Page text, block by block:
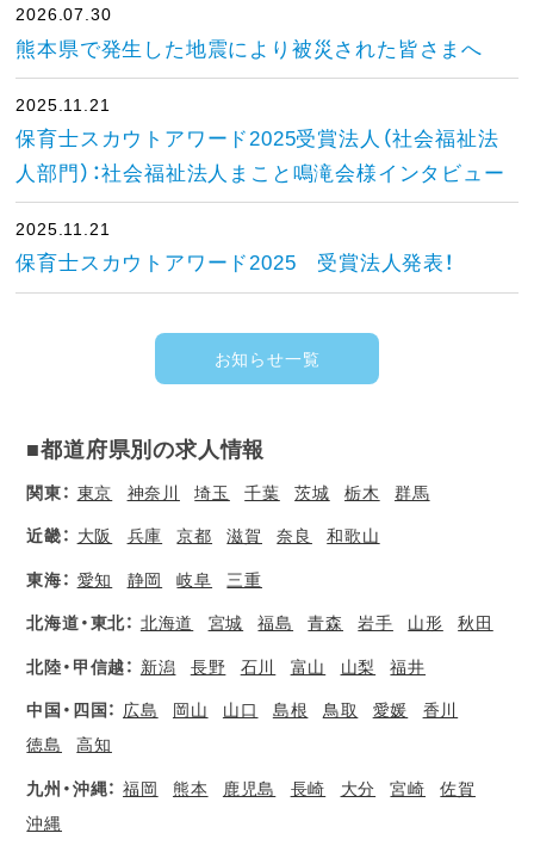
2026.07.30
熊本県で発生した地震により被災された皆さまへ
2025.11.21
保育士スカウトアワード2025受賞法人（社会福祉法
人部門）：社会福祉法人まこと鳴滝会様インタビュー
2025.11.21
保育士スカウトアワード2025 受賞法人発表！
お知らせ一覧
■都道府県別の求人情報
関東： 東京 神奈川 埼玉 千葉 茨城 栃木 群馬
近畿： 大阪 兵庫 京都 滋賀 奈良 和歌山
東海： 愛知 静岡 岐阜 三重
北海道・東北： 北海道 宮城 福島 青森 岩手 山形 秋田
北陸・甲信越： 新潟 長野 石川 富山 山梨 福井
中国・四国： 広島 岡山 山口 島根 鳥取 愛媛
香川
徳島
高知
九州・沖縄： 福岡 熊本 鹿児島 長崎 大分 宮崎
佐賀
沖縄